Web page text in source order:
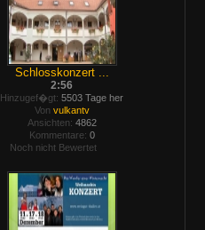
Schlosskonzert ...
2:56
Hinzugef�gt: 5503 Tage her
Von vulkantv
Ansichten: 4862
Kommentare: 0
Noch nicht Bewertet